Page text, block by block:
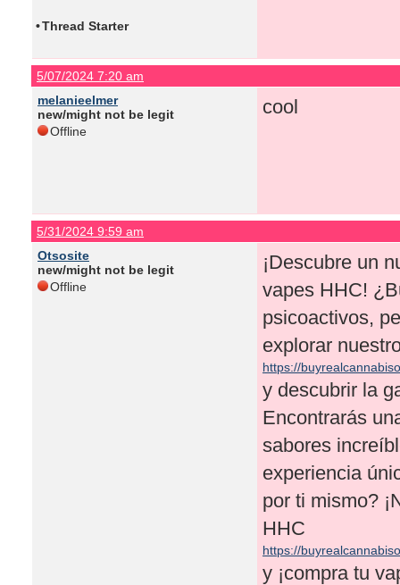
•Thread Starter
5/07/2024 7:20 am
melanieelmer
new/might not be legit
Offline
cool
5/31/2024 9:59 am
Otsosite
new/might not be legit
Offline
¡Descubre un
vapes HHC!
psicoactivos,
explorar
https://
y descubrir la
Encontrarás
sabores
experiencia
por ti mismo?
HHC
https://
y ¡compra tu